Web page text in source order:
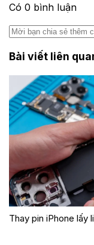
Có 0 bình luận
Bài viết liên
Thay pin iPhone lấy